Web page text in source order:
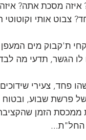
מתעורר ב8? איזה
צבוט אותי וקוטוטי
קחי ת'קבוק מים
הגשר, תדעי מה
פחד, צעירי
של פרשת שבוע,
של 47 שניות ממכסת